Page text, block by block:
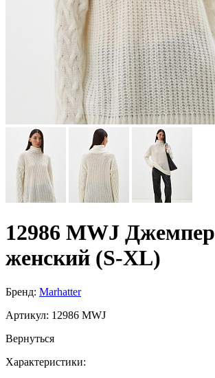
12986 MWJ Джемпер
женский (S-XL)
Бренд: Marhatter
Артикул: 12986 MWJ
Вернуться
Характеристики: